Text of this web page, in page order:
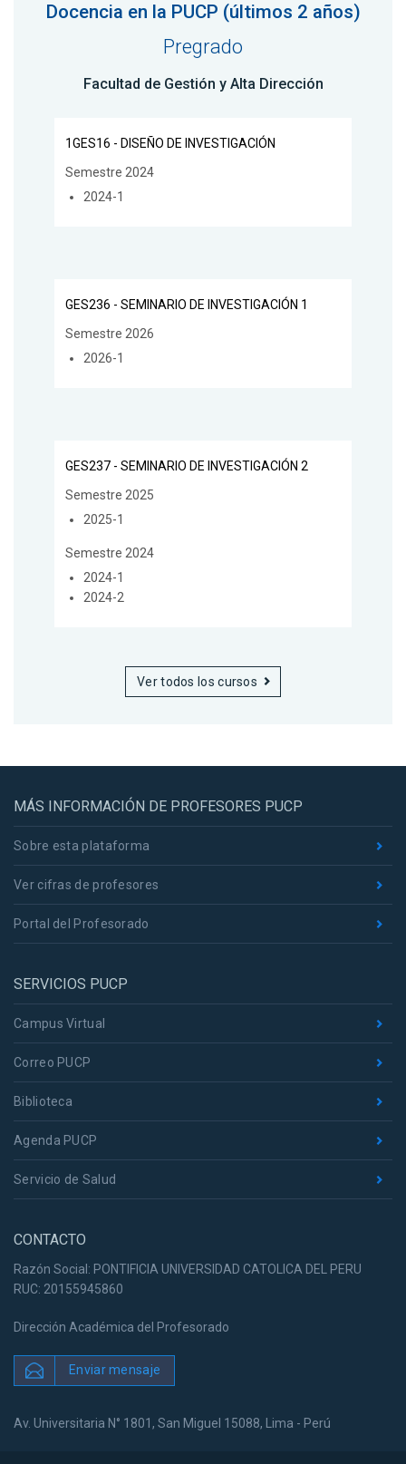
Docencia en la PUCP (últimos 2 años)
Pregrado
Facultad de Gestión y Alta Dirección
1GES16 - DISEÑO DE INVESTIGACIÓN
Semestre 2024
2024-1
GES236 - SEMINARIO DE INVESTIGACIÓN 1
Semestre 2026
2026-1
GES237 - SEMINARIO DE INVESTIGACIÓN 2
Semestre 2025
2025-1
Semestre 2024
2024-1
2024-2
Ver todos los cursos
MÁS INFORMACIÓN DE PROFESORES PUCP
Sobre esta plataforma
Ver cifras de profesores
Portal del Profesorado
SERVICIOS PUCP
Campus Virtual
Correo PUCP
Biblioteca
Agenda PUCP
Servicio de Salud
CONTACTO
Razón Social: PONTIFICIA UNIVERSIDAD CATOLICA DEL PERU
RUC: 20155945860
Dirección Académica del Profesorado
Enviar mensaje
Av. Universitaria N° 1801, San Miguel 15088, Lima - Perú